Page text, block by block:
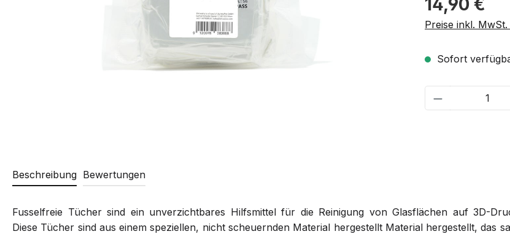
Preise inkl.
Sofort
Produkt
Beschreibung Bewertungen
Fusselfreie Tücher sind ein unverzichtbares Hilfsmittel für die Reinigung von Glasflächen auf 3D-
Diese Tücher sind aus einem speziellen, nicht scheuernden Material hergestellt Material hergestellt, das